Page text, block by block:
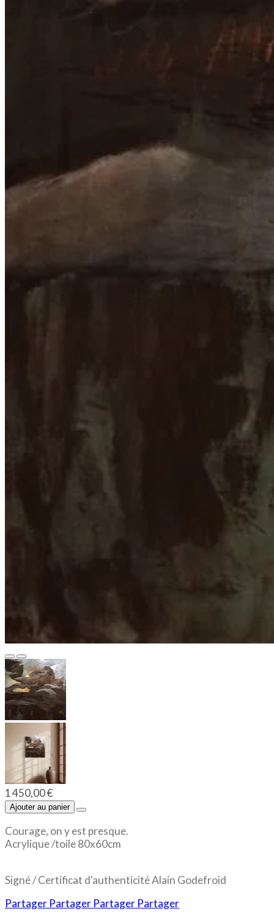
1 450,00 €
Ajouter au panier
Courage, on y est presque.
Acrylique /toile 80x60cm
Signé / Certificat d'authenticité Alain Godefroid
Partager Partager Partager Partager